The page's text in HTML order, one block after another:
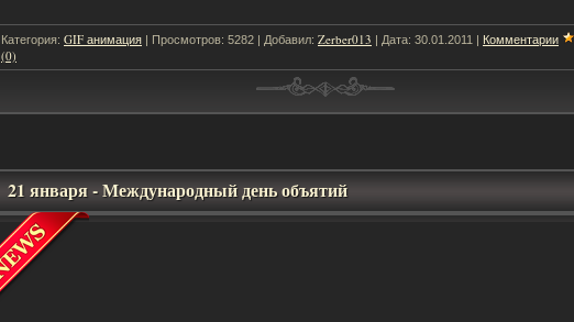
Категория: GIF анимация | Просмотров: 5282 | Добавил: Zerber013 | Дата: 30.01.2011
Комментарии
(0)
21 января - Международный день объятий